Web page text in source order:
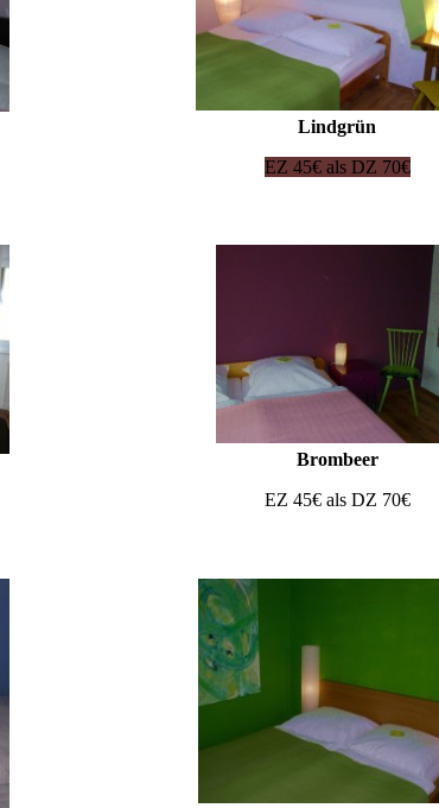
Lindgrün
EZ 45€ als DZ 70€
Brombeer
EZ 45€ als DZ 70€